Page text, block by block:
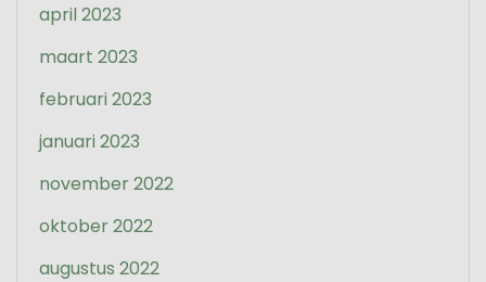
april 2023
maart 2023
februari 2023
januari 2023
november 2022
oktober 2022
augustus 2022